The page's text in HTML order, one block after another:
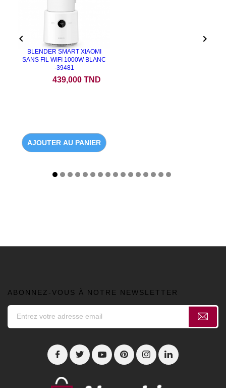
BLENDER SMART XIAOMI
SANS FIL WIFI 1000W BLANC
-39481
439,000 TND
AJOUTER AU PANIER
 
ABONNEZ-VOUS À NOTRE NEWSLETTER